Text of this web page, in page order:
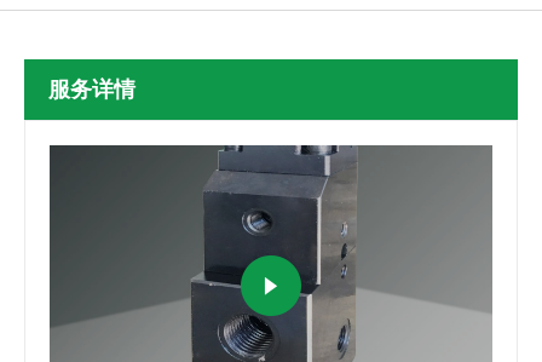
服务详情